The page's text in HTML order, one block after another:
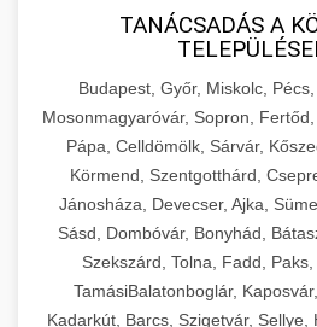
TANÁCSADÁS A
Budapest, Győr, Miskolc,
Mosonmagyaróvár, Sopron,
Pápa, Celldömölk, Sárvár,
Körmend, Szentgotthárd,
Jánosháza, Devecser, Ajka,
Sásd, Dombóvár, Bonyhád,
Szekszárd, Tolna, Fadd,
TamásiBalatonboglár,
Kadarkút, Barcs, Szigetvár, Sellye,